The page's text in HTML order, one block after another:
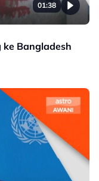
01:38
Bangladesh